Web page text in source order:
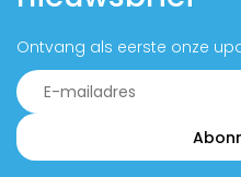
Ontvang als eerste onze